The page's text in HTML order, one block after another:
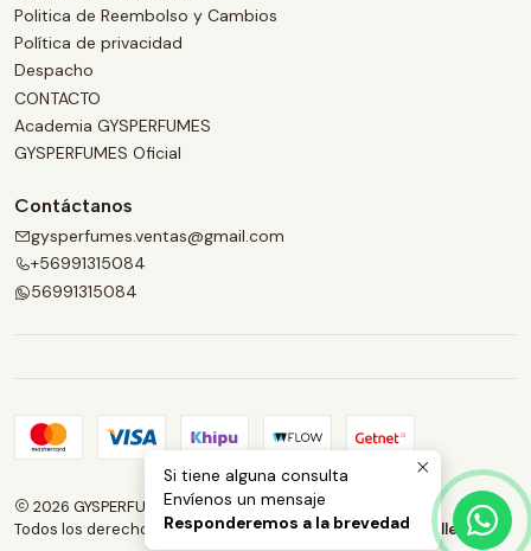
Politica de Reembolso y Cambios
Política de privacidad
Despacho
CONTACTO
Academia GYSPERFUMES
GYSPERFUMES Oficial
Contáctanos
gysperfumes.ventas@gmail.com
+56991315084
56991315084
2026 GYSPERFUMES.
Todos los derechos reservados.Desarrollado por Jumpseller
Si tiene alguna consulta
Envíenos un mensaje
Responderemos a la brevedad